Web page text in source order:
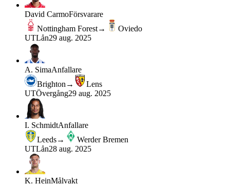
David CarmoFörsvarare
Nottingham Forest→
Oviedo
UTLån29 aug. 2025
A. SimaAnfallare
Brighton →
Lens
UTÖvergång29 aug. 2025
I. SchmidtAnfallare
Leeds→
Werder Bremen
UTLån28 aug. 2025
K. HeinMålvakt